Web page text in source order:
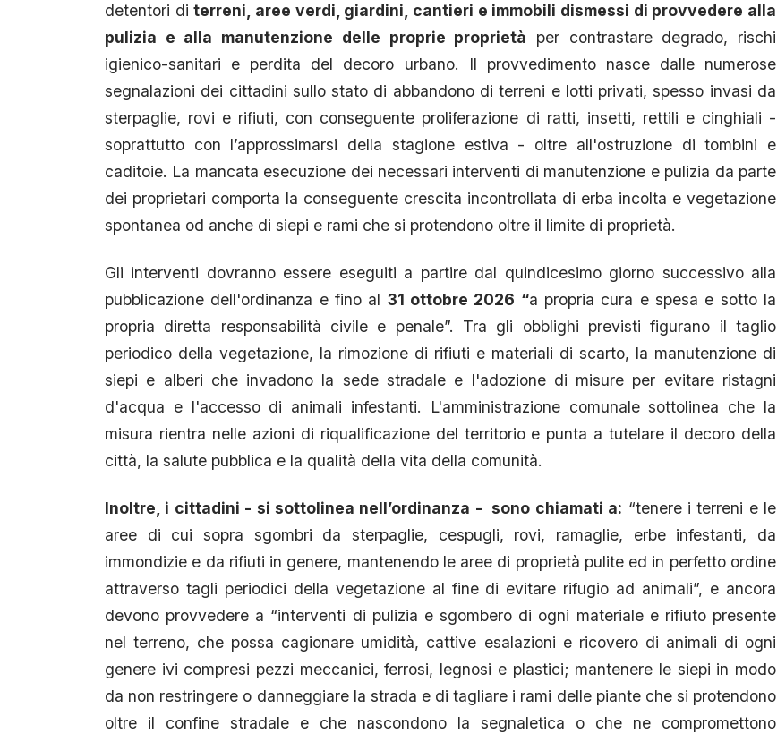
detentori diterreni, aree verdi, giardini, cantieri e immobili dismessi di provvedere alla
pulizia e alla manutenzione delle proprie proprietà per contrastare degrado, rischi
igienico-sanitari e perdita del decoro urbano. Il provvedimento nasce dalle numerose
segnalazioni dei cittadini sullo stato di abbandono di terreni e lotti privati, spesso invasi da
sterpaglie, rovi e rifiuti, con conseguente proliferazione di ratti, insetti, rettili e cinghiali -
soprattutto con l’approssimarsi della stagione estiva - oltre all'ostruzione di tombini e
caditoie. La mancata esecuzione dei necessari interventi di manutenzione e pulizia da parte
dei proprietari comporta la conseguente crescita incontrollata di erba incolta e vegetazione
spontanea od anche di siepi e rami che si protendono oltre il limite di proprietà.
Gli interventi dovranno essere eseguiti a partire dal quindicesimo giorno successivo alla
pubblicazione dell'ordinanza e fino al 31 ottobre 2026 “a propria cura e spesa e sotto la
propria diretta responsabilità civile e penale”. Tra gli obblighi previsti figurano il taglio
periodico della vegetazione, la rimozione di rifiuti e materiali di scarto, la manutenzione di
siepi e alberi che invadono la sede stradale e l'adozione di misure per evitare ristagni
d'acqua e l'accesso di animali infestanti. L'amministrazione comunale sottolinea che la
misura rientra nelle azioni di riqualificazione del territorio e punta a tutelare il decoro della
città, la salute pubblica e la qualità della vita della comunità.
Inoltre, i cittadini - si sottolinea nell’ordinanza - sono chiamati a: “tenere i terreni e le
aree di cui sopra sgombri da sterpaglie, cespugli, rovi, ramaglie, erbe infestanti, da
immondizie e da rifiuti in genere, mantenendo le aree di proprietà pulite ed in perfetto ordine
attraverso tagli periodici della vegetazione al fine di evitare rifugio ad animali”, e ancora
devono provvedere a “interventi di pulizia e sgombero di ogni materiale e rifiuto presente
nel terreno, che possa cagionare umidità, cattive esalazioni e ricovero di animali di ogni
genere ivi compresi pezzi meccanici, ferrosi, legnosi e plastici; mantenere le siepi in modo
da non restringere o danneggiare la strada e di tagliare i rami delle piante che si protendono
oltre il confine stradale e che nascondono la segnaletica o che ne compromettono